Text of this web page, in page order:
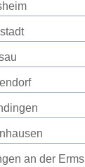
an der Erms